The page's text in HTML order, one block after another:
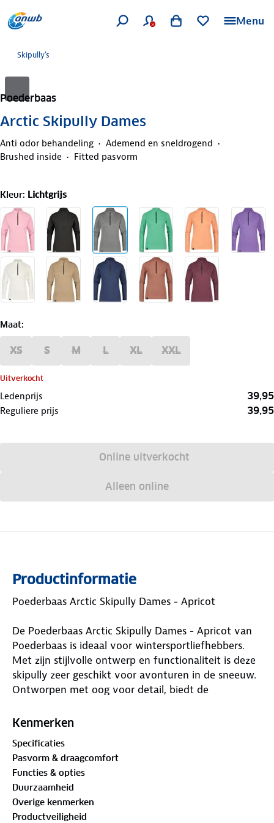
Menu
Skipully's
Poederbaas
Arctic Skipully Dames
Anti odor behandeling
Ademend en sneldrogend
Brushed inside
Fitted pasvorm
Kleur: Lichtgrijs
Maat:
XS S M L XL XXL
Uitverkocht
Ledenprijs 39,95
Reguliere prijs 39,95
Online uitverkocht
Alleen online
Productinformatie
Poederbaas Arctic Skipully Dames - Apricot
De Poederbaas Arctic Skipully Dames - Apricot van
Poederbaas is ideaal voor wintersportliefhebbers.
Met zijn stijlvolle ontwerp en functionaliteit is deze
skipully zeer geschikt voor avonturen in de sneeuw.
Ontworpen met oog voor detail, biedt de
balans tussen warmte, comfort en stijl.
Apricot geschikt voor?
De Poederbaas Arctic Skipully Dames - Apricot is
ideaal voor iedereen die zich in winterse
omstandigheden begeeft. Of je nu gaat skiën,
Kenmerken
Specificaties
Pasvorm & draagcomfort
Functies & opties
Duurzaamheid
Overige kenmerken
Productveiligheid